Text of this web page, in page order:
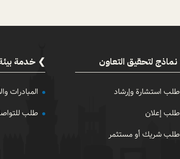
نماذج لتحقيق التعاون
طلب استشارة وإرشاد
طلب إعلان
طلب شريك أو مستثمر
خدمة
المبادرات
طلب